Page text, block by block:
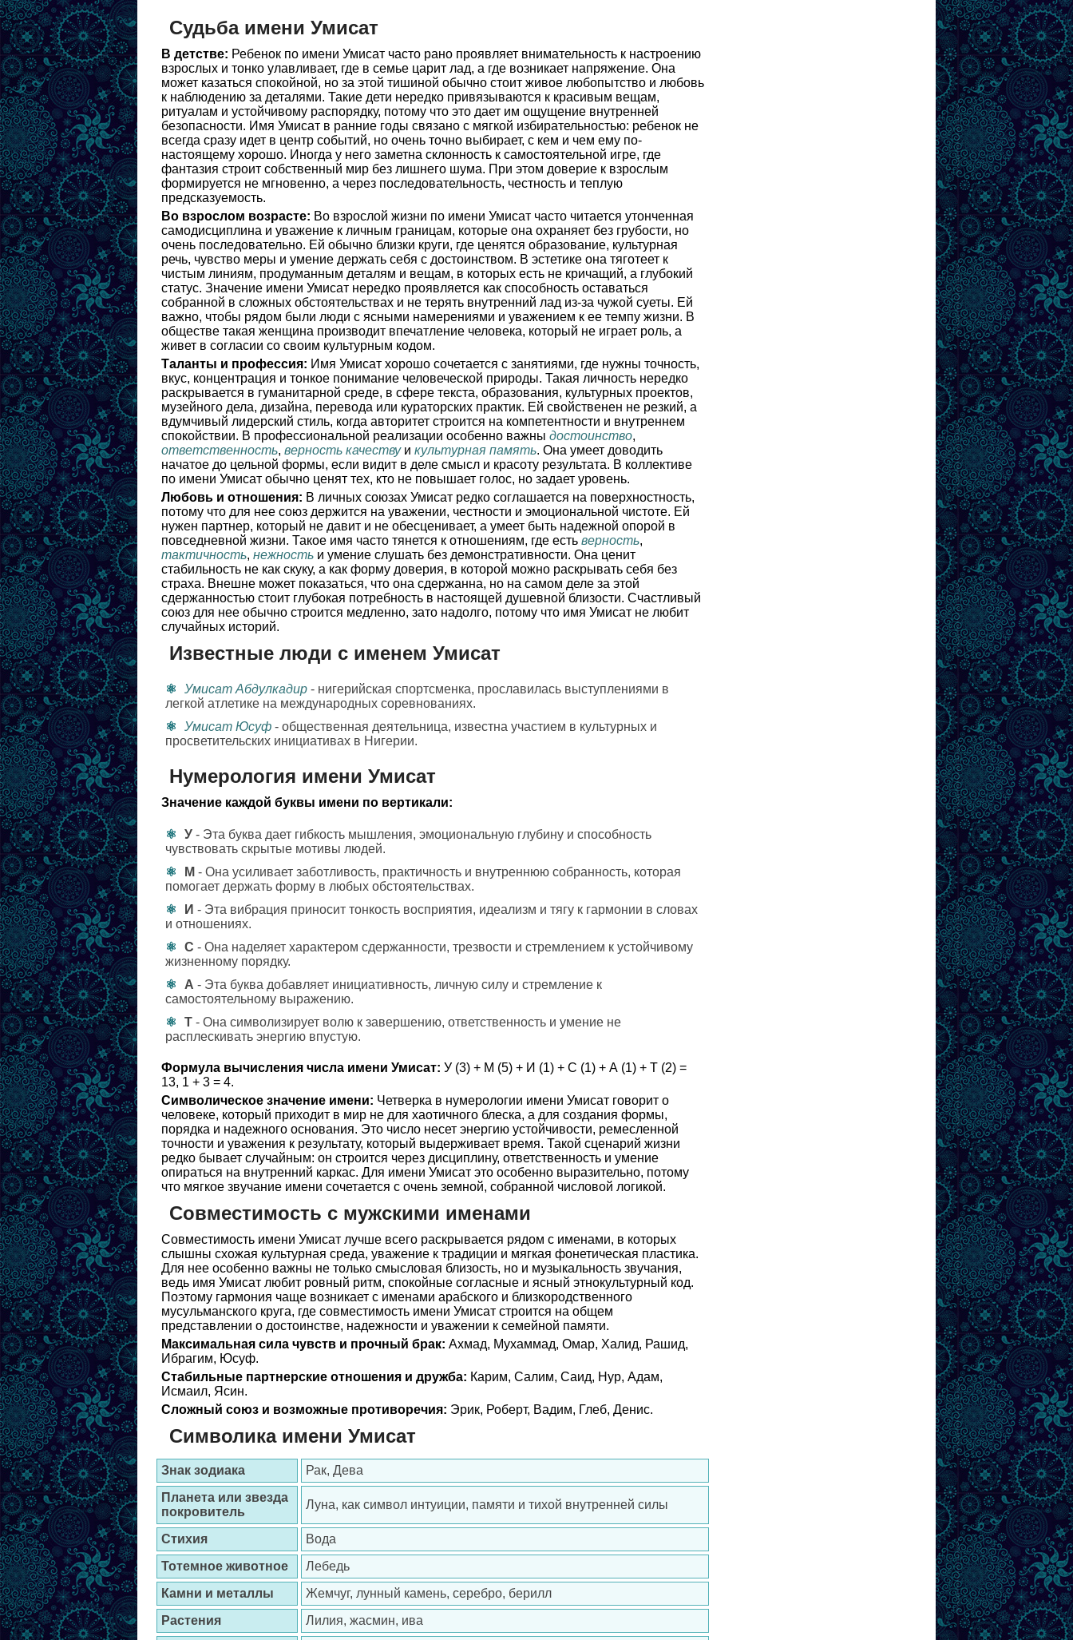
Судьба имени Умисат
В детстве: Ребенок по имени Умисат часто рано проявляет внимательность к настроению
взрослых и тонко улавливает, где в семье царит лад, а где возникает напряжение. Она
может казаться спокойной, но за этой тишиной обычно стоит живое любопытство и любовь
к наблюдению за деталями. Такие дети нередко привязываются к красивым вещам,
ритуалам и устойчивому распорядку, потому что это дает им ощущение внутренней
безопасности. Имя Умисат в ранние годы связано с мягкой избирательностью: ребенок не
всегда сразу идет в центр событий, но очень точно выбирает, с кем и чем ему по-
настоящему хорошо. Иногда у него заметна склонность к самостоятельной игре, где
фантазия строит собственный мир без лишнего шума. При этом доверие к взрослым
формируется не мгновенно, а через последовательность, честность и теплую
предсказуемость.
Во взрослом возрасте: Во взрослой жизни по имени Умисат часто читается утонченная
самодисциплина и уважение к личным границам, которые она охраняет без грубости, но
очень последовательно. Ей обычно близки круги, где ценятся образование, культурная
речь, чувство меры и умение держать себя с достоинством. В эстетике она тяготеет к
чистым линиям, продуманным деталям и вещам, в которых есть не кричащий, а глубокий
статус. Значение имени Умисат нередко проявляется как способность оставаться
собранной в сложных обстоятельствах и не терять внутренний лад из-за чужой суеты. Ей
важно, чтобы рядом были люди с ясными намерениями и уважением к ее темпу жизни. В
обществе такая женщина производит впечатление человека, который не играет роль, а
живет в согласии со своим культурным кодом.
Таланты и профессия: Имя Умисат хорошо сочетается с занятиями, где нужны точность,
вкус, концентрация и тонкое понимание человеческой природы. Такая личность нередко
раскрывается в гуманитарной среде, в сфере текста, образования, культурных проектов,
музейного дела, дизайна, перевода или кураторских практик. Ей свойственен не резкий, а
вдумчивый лидерский стиль, когда авторитет строится на компетентности и внутреннем
спокойствии. В профессиональной реализации особенно важны достоинство,
ответственность, верность качествуи культурная память. Она умеет доводить
начатое до цельной формы, если видит в деле смысл и красоту результата. В коллективе
по имени Умисат обычно ценят тех, кто не повышает голос, но задает уровень.
Любовь и отношения: В личных союзах Умисат редко соглашается на поверхностность,
потому что для нее союз держится на уважении, честности и эмоциональной чистоте. Ей
нужен партнер, который не давит и не обесценивает, а умеет быть надежной опорой в
повседневной жизни. Такое имя часто тянется к отношениям, где есть верность,
тактичность, нежность и умение слушать без демонстративности. Она ценит
стабильность не как скуку, а как форму доверия, в которой можно раскрывать себя без
страха. Внешне может показаться, что она сдержанна, но на самом деле за этой
сдержанностью стоит глубокая потребность в настоящей душевной близости. Счастливый
союз для нее обычно строится медленно, зато надолго, потому что имя Умисат не любит
случайных историй.
Известные люди с именем Умисат
Умисат Абдулкадир - нигерийская спортсменка, прославилась выступлениями в
легкой атлетике на международных соревнованиях.
Умисат Юсуф - общественная деятельница, известна участием в культурных и
просветительских инициативах в Нигерии.
Нумерология имени Умисат
Значение каждой буквы имени по вертикали:
У - Эта буква дает гибкость мышления, эмоциональную глубину и способность
чувствовать скрытые мотивы людей.
М - Она усиливает заботливость, практичность и внутреннюю собранность, которая
помогает держать форму в любых обстоятельствах.
И - Эта вибрация приносит тонкость восприятия, идеализм и тягу к гармонии в словах
и отношениях.
С - Она наделяет характером сдержанности, трезвости и стремлением к устойчивому
жизненному порядку.
А - Эта буква добавляет инициативность, личную силу и стремление к
самостоятельному выражению.
Т - Она символизирует волю к завершению, ответственность и умение не
расплескивать энергию впустую.
Формула вычисления числа имени Умисат: У (3) + М (5) + И (1) + С (1) + А (1) + Т (2) =
13, 1 + 3 = 4.
Символическое значение имени: Четверка в нумерологии имени Умисат говорит о
человеке, который приходит в мир не для хаотичного блеска, а для создания формы,
порядка и надежного основания. Это число несет энергию устойчивости, ремесленной
точности и уважения к результату, который выдерживает время. Такой сценарий жизни
редко бывает случайным: он строится через дисциплину, ответственность и умение
опираться на внутренний каркас. Для имени Умисат это особенно выразительно, потому
что мягкое звучание имени сочетается с очень земной, собранной числовой логикой.
Совместимость с мужскими именами
Совместимость имени Умисат лучше всего раскрывается рядом с именами, в которых
слышны схожая культурная среда, уважение к традиции и мягкая фонетическая пластика.
Для нее особенно важны не только смысловая близость, но и музыкальность звучания,
ведь имя Умисат любит ровный ритм, спокойные согласные и ясный этнокультурный код.
Поэтому гармония чаще возникает с именами арабского и близкородственного
мусульманского круга, где совместимость имени Умисат строится на общем
представлении о достоинстве, надежности и уважении к семейной памяти.
Максимальная сила чувств и прочный брак: Ахмад, Мухаммад, Омар, Халид, Рашид,
Ибрагим, Юсуф.
Стабильные партнерские отношения и дружба: Карим, Салим, Саид, Нур, Адам,
Исмаил, Ясин.
Сложный союз и возможные противоречия: Эрик, Роберт, Вадим, Глеб, Денис.
Символика имени Умисат
Знак зодиака
Рак, Дева
Планета или звезда
покровитель
Луна, как символ интуиции, памяти и тихой внутренней силы
Стихия
Вода
Тотемное животное
Лебедь
Камни и металлы
Жемчуг, лунный камень, серебро, берилл
Растения
Лилия, жасмин, ива